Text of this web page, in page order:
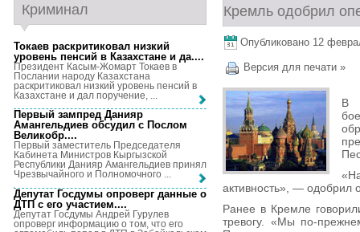
Кремль одобрил
Опубликовано 12
Версия для печати »
В
активность», — одобрил
Ранее в Кремле
тревогу. «Мы по-
Криминал
Токаев раскритиковал низкий
уровень пенсий в Казахстане и да....
Президент Касым-Жомарт Токаев в
Послании народу Казахстана
раскритиковал низкий уровень пенсий в
Казахстане и дал поручение, ...
Первый зампред Данияр
Амангельдиев обсудил с Послом
Великобр....
Первый заместитель Председателя
Кабинета Министров Кыргызской
Республики Данияр Амангельдиев принял
Чрезвычайного и Полномочного ...
Депутат Госдумы опроверг данные о
ДТП с его участием....
Депутат Госдумы Андрей Гурулев
опроверг информацию о том, что его